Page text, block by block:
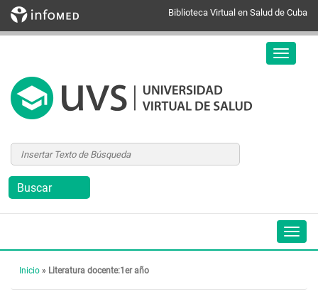
Biblioteca Virtual en Salud de Cuba
Inicio » Literatura docente:1er año